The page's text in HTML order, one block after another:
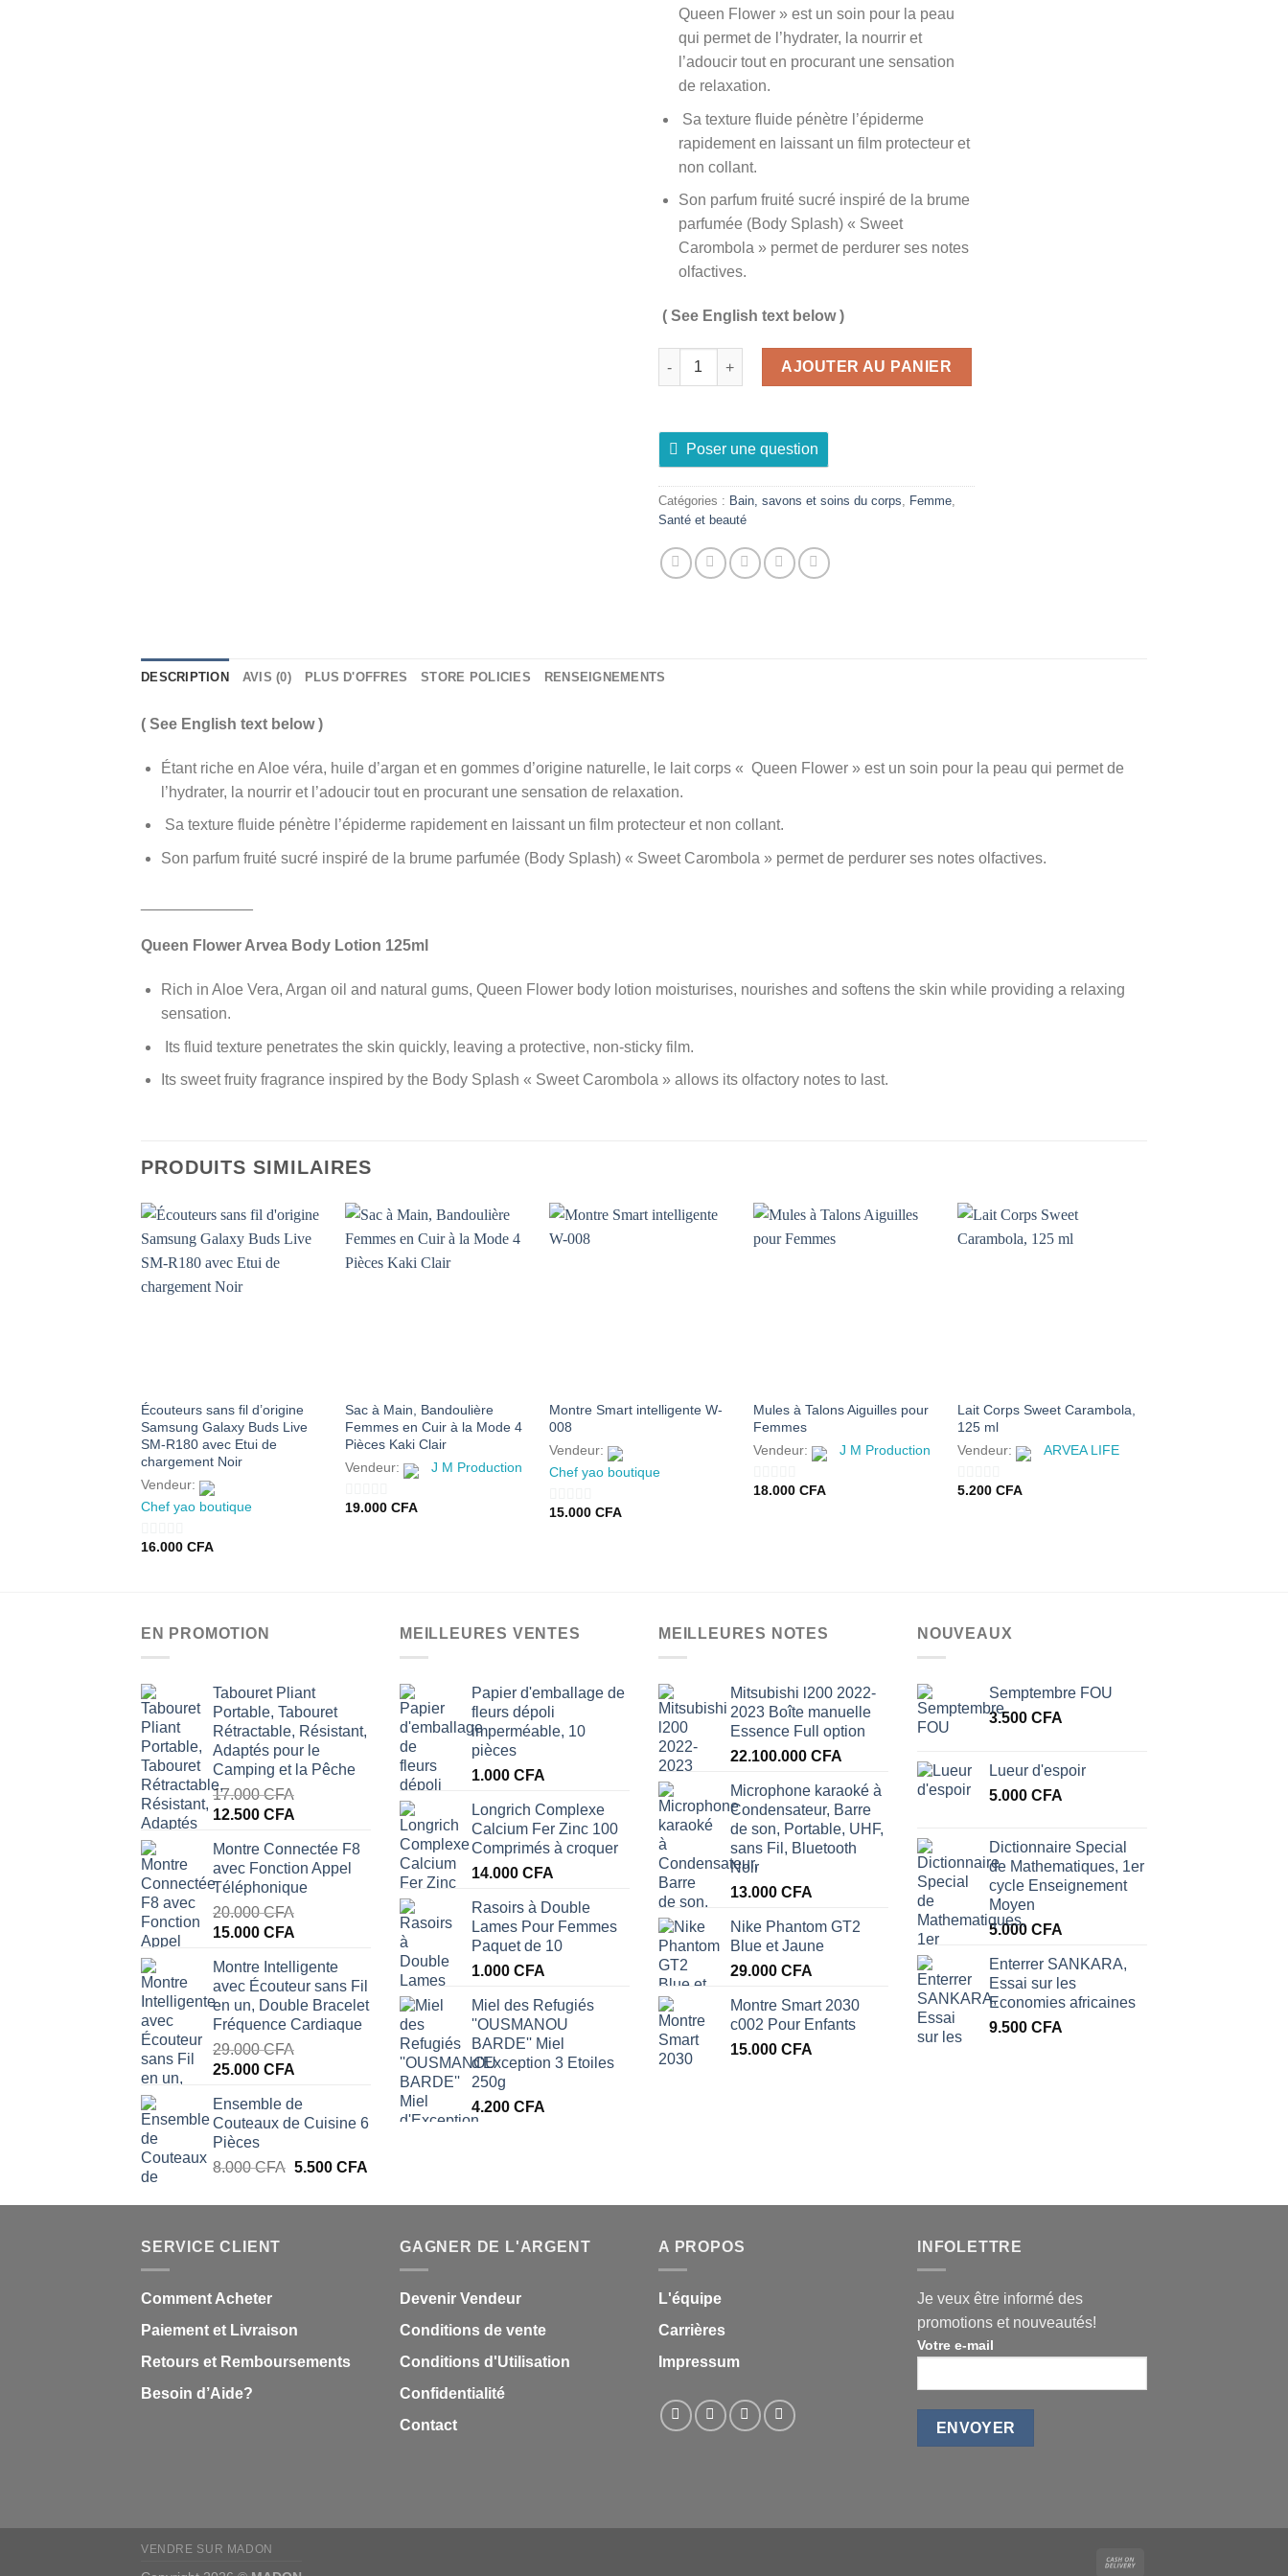
Queen Flower » est un soin pour la peau
qui permet de l’hydrater, la nourrir et
l’adoucir tout en procurant une sensation
de relaxation.
Sa texture fluide pénètre l’épiderme
rapidement en laissant un film protecteur et
non collant.
Son parfum fruité sucré inspiré de la brume
parfumée (Body Splash) « Sweet
Carombola » permet de perdurer ses notes
olfactives.
( See English text below )
quantité de Lait Corps Queen Flower Arvea 125ml
AJOUTER AU PANIER
Poser une question
Catégories : Bain, savons et soins du corps Femme
Santé et beauté
DESCRIPTION AVIS (0) PLUS D'OFFRES STORE POLICIES RENSEIGNEMENTS
( See English text below )
Étant riche en Aloe véra, huile d’argan et en gommes d’origine naturelle, le lait corps « Queen Flower » est un soin pour la peau qui permet de
l’hydrater, la nourrir et l’adoucir tout en procurant une sensation de relaxation.
Sa texture fluide pénètre l’épiderme rapidement en laissant un film protecteur et non collant.
Son parfum fruité sucré inspiré de la brume parfumée (Body Splash) « Sweet Carombola » permet de perdurer ses notes olfactives.
Queen Flower Arvea Body Lotion 125ml
Rich in Aloe Vera, Argan oil and natural gums, Queen Flower body lotion moisturises, nourishes and softens the skin while providing a relaxing
sensation.
Its fluid texture penetrates the skin quickly, leaving a protective, non-sticky film.
Its sweet fruity fragrance inspired by the Body Splash « Sweet Carombola » allows its olfactory notes to last.
PRODUITS SIMILAIRES
Écouteurs sans fil d’origine
Samsung Galaxy Buds Live
SM-R180 avec Etui de
chargement Noir
Vendeur:
Chef yao boutique
0
16.000 CFA
Sac à Main, Bandoulière
Femmes en Cuir à la Mode 4
Pièces Kaki Clair
Vendeur:
J M Production
0
19.000 CFA
Montre Smart intelligente W-
008
Vendeur:
Chef yao boutique
0
15.000 CFA
Mules à Talons Aiguilles pour
Femmes
Vendeur:
J M Production
0
18.000 CFA
Lait Corps Sweet Carambola,
125 ml
Vendeur:
ARVEA LIFE
0
5.200 CFA
EN PROMOTION
Tabouret Pliant
Portable, Tabouret
Rétractable, Résistant,
Adaptés pour le
Camping et la Pêche
17.000CFA
Le
initial
était :
17.000 CFA.
12.500 CFA
actuel
est :
12.500 CFA.
Montre Connectée F8
avec Fonction Appel
Téléphonique
20.000CFA
Le
initial
était :
20.000 CFA.
15.000 CFA
actuel
est :
15.000 CFA.
Montre Intelligente
avec Écouteur sans Fil
en un, Double Bracelet
Fréquence Cardiaque
29.000CFA
Le
initial
était :
29.000 CFA.
25.000 CFA
actuel
est :
Ensemble de
Couteaux de Cuisine 6
Pièces
8.000CFA Le
initial
5.500 CFALe
actuel
5.500 CFA.
MEILLEURES VENTES
Papier d'emballage de
fleurs dépoli
imperméable, 10
pièces
1.000 CFA
Longrich Complexe
Calcium Fer Zinc 100
Comprimés à croquer
14.000 CFA
Rasoirs à Double
Lames Pour Femmes
Paquet de 10
1.000 CFA
Miel des Refugiés
''OUSMANOU
BARDE'' Miel
d'Exception 3 Etoiles
250g
4.200 CFA
MEILLEURES NOTES
Mitsubishi l200 2022-
2023 Boîte manuelle
Essence Full option
22.100.000 CFA
Microphone karaoké à
Condensateur, Barre
de son, Portable, UHF,
sans Fil, Bluetooth
Noir
13.000 CFA
Nike Phantom GT2
Blue et Jaune
29.000 CFA
Montre Smart 2030
c002 Pour Enfants
15.000 CFA
NOUVEAUX
Semptembre FOU
3.500 CFA
Lueur d'espoir
5.000 CFA
Dictionnaire Special
de Mathematiques, 1er
cycle Enseignement
Moyen
5.000 CFA
Enterrer SANKARA,
Essai sur les
Economies africaines
9.500 CFA
SERVICE CLIENT
Comment Acheter
Paiement et Livraison
Retours et Remboursements
Besoin d’Aide?
GAGNER DE L'ARGENT
Devenir Vendeur
Conditions de vente
Conditions d'Utilisation
Confidentialité
Contact
A PROPOS
L'équipe
Carrières
Impressum
INFOLETTRE
Je veux être informé des
promotions et nouveautés!
Votre e-mail
VENDRE SUR MADON